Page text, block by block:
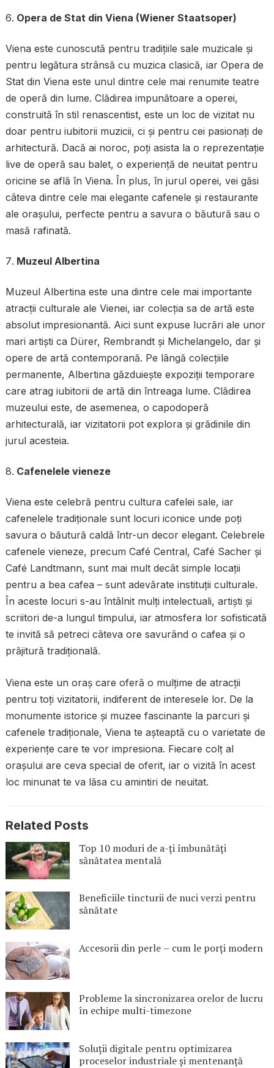
Opera de Stat din Viena (Wiener Staatsoper)
Viena este cunoscută pentru tradițiile sale muzicale și
pentru legătura strânsă cu muzica clasică, iar Opera de
Stat din Viena este unul dintre cele mai renumite teatre
de operă din lume. Clădirea impunătoare a operei,
construită în stil renascentist, este un loc de vizitat nu
doar pentru iubitorii muzicii, ci și pentru cei pasionați de
arhitectură. Dacă ai noroc, poți asista la o reprezentație
live de operă sau balet, o experiență de neuitat pentru
oricine se află în Viena. În plus, în jurul operei, vei găsi
câteva dintre cele mai elegante cafenele și restaurante
ale orașului, perfecte pentru a savura o băutură sau o
masă rafinată.
Muzeul Albertina
Muzeul Albertina este una dintre cele mai importante
atracții culturale ale Vienei, iar colecția sa de artă este
absolut impresionantă. Aici sunt expuse lucrări ale unor
mari artiști ca Dürer, Rembrandt și Michelangelo, dar și
opere de artă contemporană. Pe lângă colecțiile
permanente, Albertina găzduiește expoziții temporare
care atrag iubitorii de artă din întreaga lume. Clădirea
muzeului este, de asemenea, o capodoperă
arhitecturală, iar vizitatorii pot explora și grădinile din
jurul acesteia.
Cafenelele vieneze
Viena este celebră pentru cultura cafelei sale, iar
cafenelele tradiționale sunt locuri iconice unde poți
savura o băutură caldă într-un decor elegant. Celebrele
cafenele vieneze, precum Café Central, Café Sacher și
Café Landtmann, sunt mai mult decât simple locații
pentru a bea cafea – sunt adevărate instituții culturale.
În aceste locuri s-au întâlnit mulți intelectuali, artiști și
scriitori de-a lungul timpului, iar atmosfera lor sofisticată
te invită să petreci câteva ore savurând o cafea și o
prăjitură tradițională.
Viena este un oraș care oferă o mulțime de atracții
pentru toți vizitatorii, indiferent de interesele lor. De la
monumente istorice și muzee fascinante la parcuri și
cafenele tradiționale, Viena te așteaptă cu o varietate de
experiențe care te vor impresiona. Fiecare colț al
orașului are ceva special de oferit, iar o vizită în acest
loc minunat te va lăsa cu amintiri de neuitat.
Related Posts
Top 10 moduri de a-ți îmbunătăți
sănătatea mentală
Beneficiile tincturii de nuci verzi pentru
sănătate
Accesorii din perle – cum le porți modern
Probleme la sincronizarea orelor de lucru
în echipe multi-timezone
Soluții digitale pentru optimizarea
proceselor industriale și mentenanță